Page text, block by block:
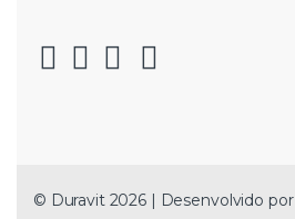
© Duravit 2026 | Desenvolvido por